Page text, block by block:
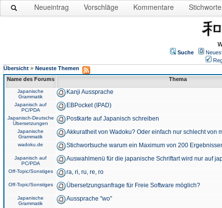
Neueintrag Vorschläge Kommentare Stichworte
Suche
Übersicht » Neueste Themen
Name des Forums
Thema
Japanische
Grammatik
Kanji Aussprache
Japanisch auf
PC/PDA
EBPocket (IPAD)
Japanisch-Deutsche
Übersetzungen
Postkarte auf Japanisch schreiben
Japanische
Grammatik
Akkuratheit von Wadoku? Oder einfach nur schlecht von
wadoku.de Stichwortsuche warum ein Maximum von 200
Japanisch auf
PC/PDA
Auswahlmenü für die japanische Schriftart wird nur auf
Off-Topic/Sonstiges ra, ri, ru, re, ro
Off-Topic/Sonstiges Übersetzungsanfrage für Freie Software möglich?
Japanische
Grammatik
Aussprache "wo"